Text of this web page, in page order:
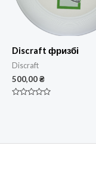
Discraft фризбі
Discraft
500,00₴